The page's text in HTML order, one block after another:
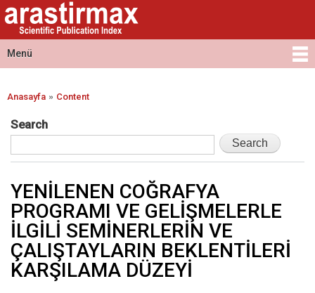
Ana
içeriğe
atla
Arastirmax
- Scientific
Publication
Index
Arastirmax
Scientific
Publication
Index
Menü
Ana menü
Buradasınız
Anasayfa » Content
Search
YENİLENEN COĞRAFYA
PROGRAMI VE GELİŞMELERLE
İLGİLİ SEMİNERLERİN VE
ÇALIŞTAYLARIN BEKLENTİLERİ
KARŞILAMA DÜZEYİ